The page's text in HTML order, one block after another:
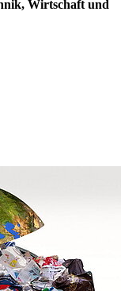
Wirtschaft und